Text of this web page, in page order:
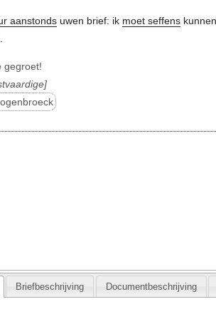
aanstondsuwen brief: ik moet seffenskunnen
gegroet!
Briefbeschrijving Documentbeschrijving